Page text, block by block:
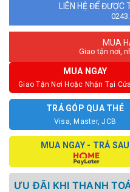
LIÊN HỆ ĐỂ
MUA
Giao tận nơi,
MUA NGAY
Giao Tận Nơi Hoặc Nhận Tại
TRẢ GÓP QUA THẺ
Visa, Master, JCB
MUA NGAY - TRẢ SAU
ƯU ĐÃI KHI THANH